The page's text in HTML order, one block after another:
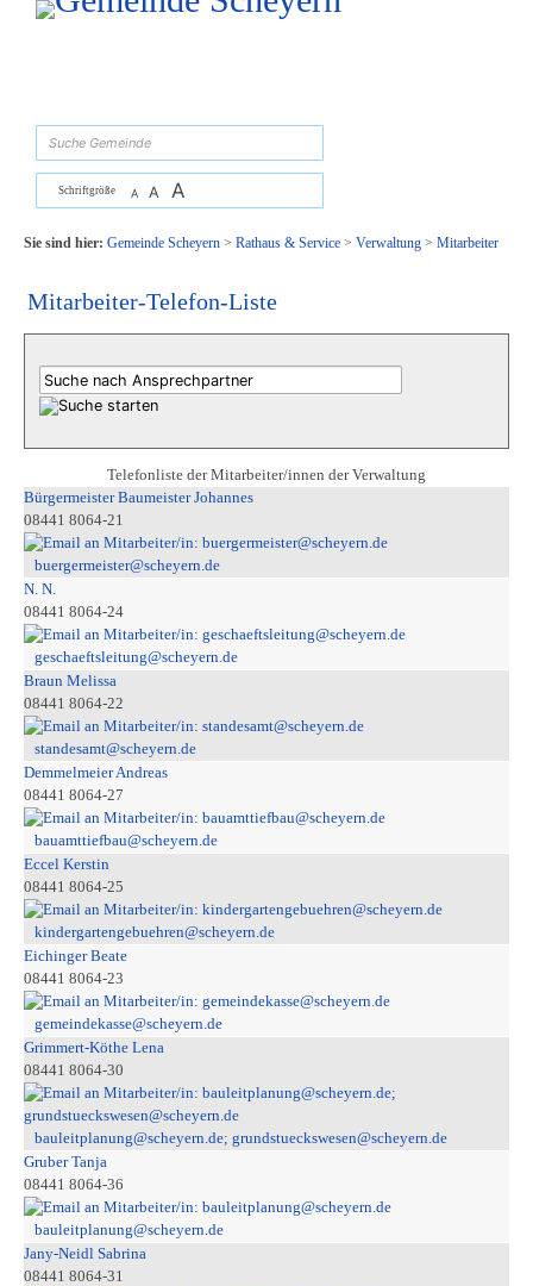
Zum Inhalt, zur Navigationoder zur Startseite springen.
Schriftgröße A A A
Sie sind hier: Gemeinde Scheyern> Rathaus & Service> Verwaltung> Mitarbeiter
Mitarbeiter-Telefon-Liste
Telefonliste der Mitarbeiter/innen der Verwaltung
Bürgermeister Baumeister Johannes
08441 8064-21
buergermeister@scheyern.de
N. N.
08441 8064-24
geschaeftsleitung@scheyern.de
Braun Melissa
08441 8064-22
standesamt@scheyern.de
Demmelmeier Andreas
08441 8064-27
bauamttiefbau@scheyern.de
Eccel Kerstin
08441 8064-25
kindergartengebuehren@scheyern.de
Eichinger Beate
08441 8064-23
gemeindekasse@scheyern.de
Grimmert-Köthe Lena
08441 8064-30
bauleitplanung@scheyern.de; grundstueckswesen@scheyern.de
Gruber Tanja
08441 8064-36
bauleitplanung@scheyern.de
Jany-Neidl Sabrina
08441 8064-31